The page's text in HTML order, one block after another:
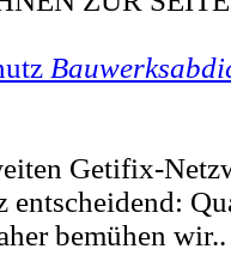
Getifix-
entscheidend:
bemühen wir..